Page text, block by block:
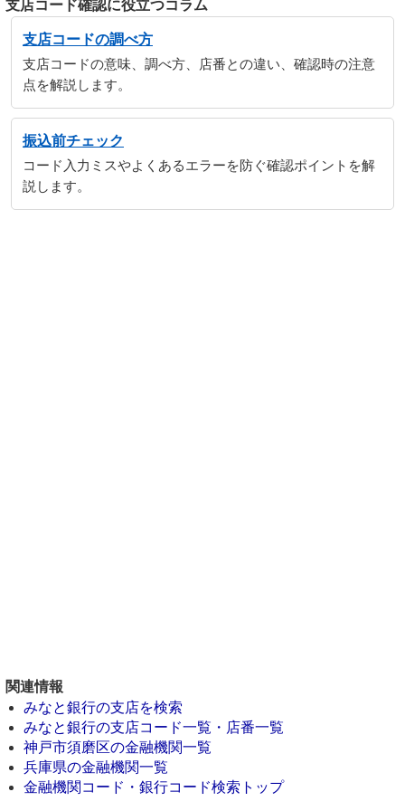
支店コード確認に役立つコラム
支店コードの調べ方
支店コードの意味、調べ方、店番との違い、確認時の注意
点を解説します。
振込前チェック
コード入力ミスやよくあるエラーを防ぐ確認ポイントを解
説します。
関連情報
みなと銀行の支店を検索
みなと銀行の支店コード一覧・店番一覧
神戸市須磨区の金融機関一覧
兵庫県の金融機関一覧
金融機関コード・銀行コード検索トップ